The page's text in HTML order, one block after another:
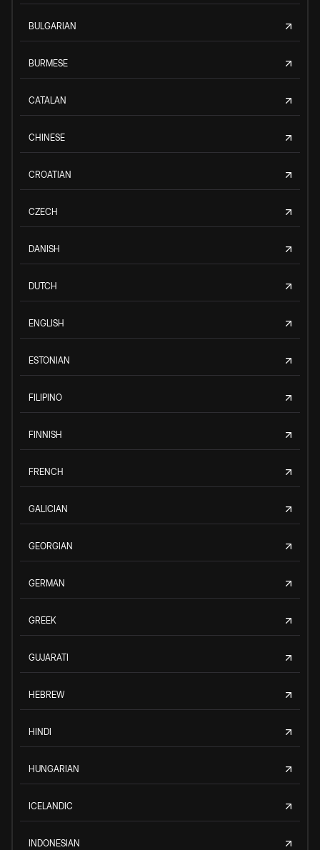
BULGARIAN
BURMESE
CATALAN
CHINESE
CROATIAN
CZECH
DANISH
DUTCH
ENGLISH
ESTONIAN
FILIPINO
FINNISH
FRENCH
GALICIAN
GEORGIAN
GERMAN
GREEK
GUJARATI
HEBREW
HINDI
HUNGARIAN
ICELANDIC
INDONESIAN